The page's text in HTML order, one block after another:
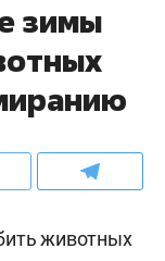
зимы
животных